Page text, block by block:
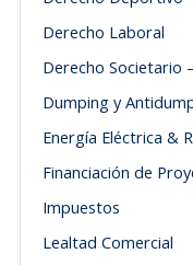
Derecho Laboral
Derecho Societario
Dumping y
Energía Eléctrica &
Financiación de
Impuestos
Lealtad Comercial